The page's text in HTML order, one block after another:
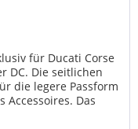
für Ducati Corse
DC. Die seitlichen
die legere Passform
Das